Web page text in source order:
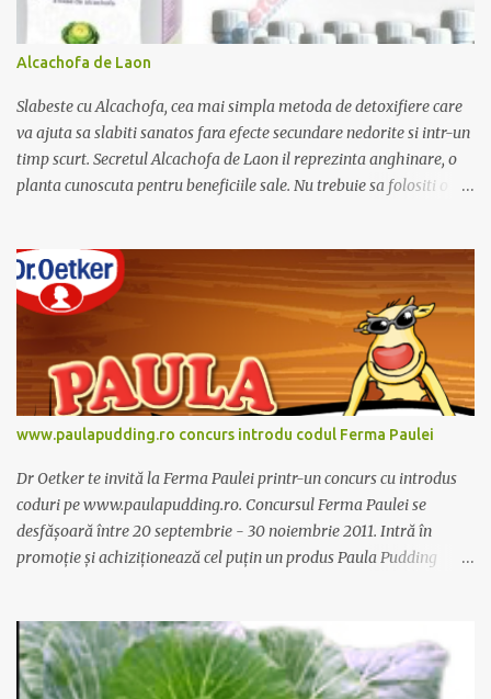
n
a
r
u
Alcachofa de Laon
Slabeste cu Alcachofa, cea mai simpla metoda de detoxifiere care
va ajuta sa slabiti sanatos fara efecte secundare nedorite si intr-un
timp scurt. Secretul Alcachofa de Laon il reprezinta anghinare, o
planta cunoscuta pentru beneficiile sale. Nu trebuie sa folositi o
www.paulapudding.ro concurs introdu codul Ferma Paulei
Dr Oetker te invită la Ferma Paulei printr-un concurs cu introdus
coduri pe www.paulapudding.ro. Concursul Ferma Paulei se
desfășoară între 20 septembrie - 30 noiembrie 2011. Intră în
promoție și achiziționează cel puțin un produs Paula Pudding
concurs Ferma Paulei. Poți căștiga zilnic truse de grădinărit,
săptămânal tractorașul fermierului sau premiul cel mare o
excursie la o super-fermă din Anglia. Mai multe coduri, mai multe